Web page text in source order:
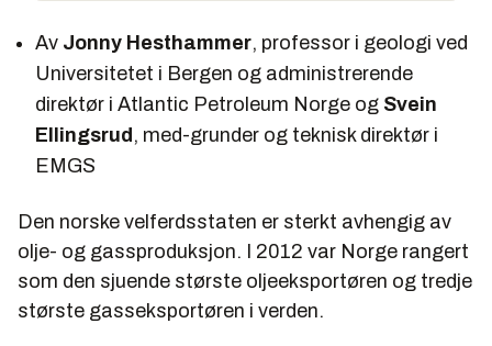
Begge artikkelforfatterne har publisert en rekke
forskningsartikler knyttet til EM-teknologien.
Av Jonny Hesthammer, professor i geologi ved
Universitetet i Bergen og administrerende
direktør i Atlantic Petroleum Norge og Svein
Ellingsrud , med-grunder og teknisk direktør i
EMGS
Den norske velferdsstaten er sterkt avhengig av
olje- og gassproduksjon. I 2012 var Norge rangert
som den sjuende største oljeeksportøren og tredje
største gasseksportøren i verden.